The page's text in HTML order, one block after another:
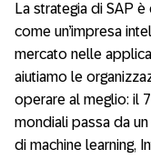
La strategia di SAP
come un’impresa
mercato nelle
aiutiamo le
operare al meglio: il
mondiali passa da
di machine learning,